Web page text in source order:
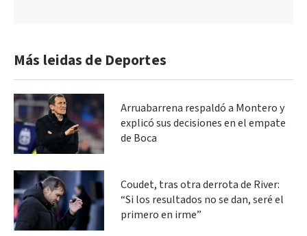
Más leidas de Deportes
Arruabarrena respaldó a Montero y
explicó sus decisiones en el empate
de Boca
Coudet, tras otra derrota de River:
“Si los resultados no se dan, seré el
primero en irme”